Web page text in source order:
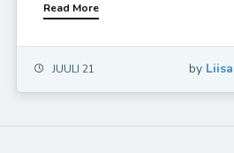
Read More
JUULI 21 by